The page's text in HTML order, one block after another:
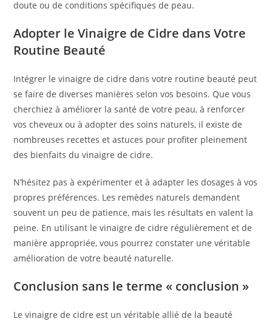
doute ou de conditions spécifiques de peau.
Adopter le Vinaigre de Cidre dans Votre
Routine Beauté
Intégrer le vinaigre de cidre dans votre routine beauté peut
se faire de diverses manières selon vos besoins. Que vous
cherchiez à améliorer la santé de votre peau, à renforcer
vos cheveux ou à adopter des soins naturels, il existe de
nombreuses recettes et astuces pour profiter pleinement
des bienfaits du vinaigre de cidre.
N’hésitez pas à expérimenter et à adapter les dosages à vos
propres préférences. Les remèdes naturels demandent
souvent un peu de patience, mais les résultats en valent la
peine. En utilisant le vinaigre de cidre régulièrement et de
manière appropriée, vous pourrez constater une véritable
amélioration de votre beauté naturelle.
Conclusion sans le terme « conclusion »
Le vinaigre de cidre est un véritable allié de la beauté